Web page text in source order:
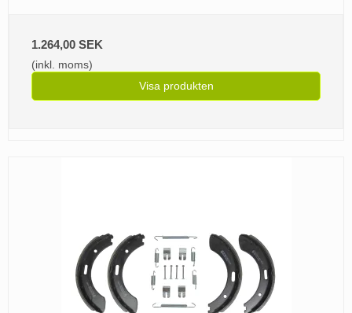
1.264,00 SEK
(inkl. moms)
Visa produkten